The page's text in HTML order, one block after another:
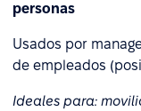
personas
Usados por
de empleados
Ideales para: